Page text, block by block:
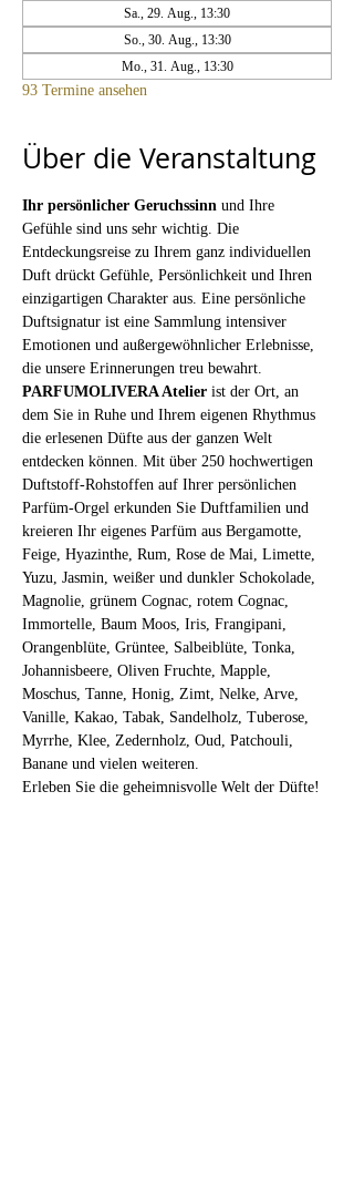
Sa., 29. Aug., 13:30
So., 30. Aug., 13:30
Mo., 31. Aug., 13:30
93 Termine ansehen
Über die Veranstaltung
Ihr persönlicher Geruchssinn und Ihre
Gefühle sind uns sehr wichtig. Die
Entdeckungsreise zu Ihrem ganz individuellen
Duft drückt Gefühle, Persönlichkeit und Ihren
einzigartigen Charakter aus. Eine persönliche
Duftsignatur ist eine Sammlung intensiver
Emotionen und außergewöhnlicher Erlebnisse,
die unsere Erinnerungen treu bewahrt.
PARFUMOLIVERA Atelier ist der Ort, an
dem Sie in Ruhe und Ihrem eigenen Rhythmus
die erlesenen Düfte aus der ganzen Welt
entdecken können. Mit über 250 hochwertigen
Duftstoff-Rohstoffen auf Ihrer persönlichen
Parfüm-Orgel erkunden Sie Duftfamilien und
kreieren Ihr eigenes Parfüm aus Bergamotte,
Feige, Hyazinthe, Rum, Rose de Mai, Limette,
Yuzu, Jasmin, weißer und dunkler Schokolade,
Magnolie, grünem Cognac, rotem Cognac,
Immortelle, Baum Moos, Iris, Frangipani,
Orangenblüte, Grüntee, Salbeiblüte, Tonka,
Johannisbeere, Oliven Fruchte, Mapple,
Moschus, Tanne, Honig, Zimt, Nelke, Arve,
Vanille, Kakao, Tabak, Sandelholz, Tuberose,
Myrrhe, Klee, Zedernholz, Oud, Patchouli,
Banane und vielen weiteren.
Erleben Sie die geheimnisvolle Welt der Düfte!